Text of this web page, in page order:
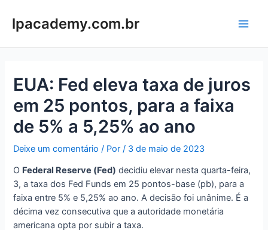
paralpacademy.com.br
EUA: Fed eleva taxa de juros
em 25 pontos, para a faixa
de 5% a 5,25% ao ano
Deixe um comentário / Por/ 3 de maio de 2023
O Federal Reserve (Fed) decidiu elevar nesta quarta-feira,
3, a taxa dos Fed Funds em 25 pontos-base (pb), para a
faixa entre 5% e 5,25% ao ano. A decisão foi unânime. É a
décima vez consecutiva que a autoridade monetária
americana opta por subir a taxa.